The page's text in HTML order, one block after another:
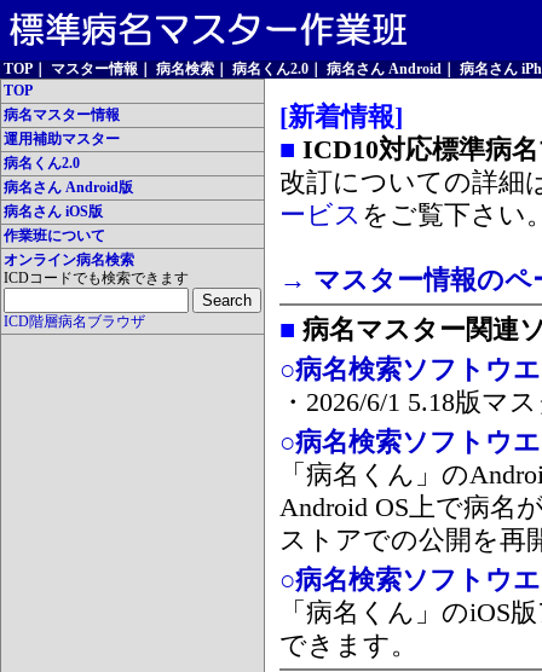
TOP マスター情報 病名検索 病名くん2.0 病名さん Android
病名さん
TOP
病名マスター情報
運用補助マスター
病名くん2.0
病名さん Android版
病名さん iOS版
作業班について
オンライン病名検索
ICDコードでも検索できます
ICD階層病名ブラウザ
[新着情報]
■ ICD10対応標準病
改訂についての詳細
ービス をご覧下さい
→ マスター情報のペ
■ 病名マスター関連
○病名検索ソフトウ
・2026/6/1 5.18版マ
○病名検索ソフトウ
「病名くん」の
Android OS上で病名
ストアでの公開を再
○病名検索ソフトウ
「病名くん」のiOS
できます。